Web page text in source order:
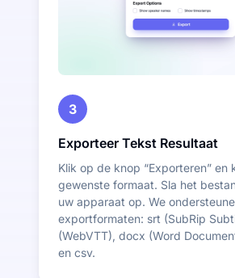
3
Exporteer Tekst Resultaat
Klik op de knop “Exporteren” en
gewenste formaat. Sla het
uw apparaat op. We
exportformaten: srt (SubRip
(WebVTT), docx (Word
en csv.